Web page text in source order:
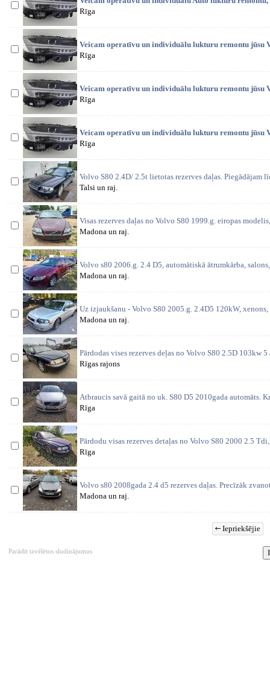
Rīga
Veicam operatīvu un individuālu lukturu remontu jūsu
Rīga
Veicam operatīvu un individuālu lukturu remontu jūsu
Rīga
Veicam operatīvu un individuālu lukturu remontu jūsu
Rīga
Volvo S80 2.4D/ 2.5t lietotas rezerves daļas. Piegādājam
Talsi un raj.
Visas rezerves daļas no Volvo S80 1999.g. eiropas
Madona un raj.
Volvo s80 2006.g. 2.4 D5, automātiskā ātrumkārba,
Madona un raj.
Uz izjaukšanu - Volvo S80 2005.g. 2.4D5 120kW,
Madona un raj.
Pārdodas vises rezerves deļas no Volvo S80 2.5D 103kw
Rīgas rajons
Atbraucis savā gaitā no uk. S80 D5 2010gada automāts.
Rīga
Pārdodu visas rezerves detaļas no Volvo S80 2000 2.5
Rīga
Volvo s80 2008gada 2.4 d5 rezerves daļas. Precīzāk
Madona un raj.
Iepriekšējie
Parādīt izvēlētos sludinājumus